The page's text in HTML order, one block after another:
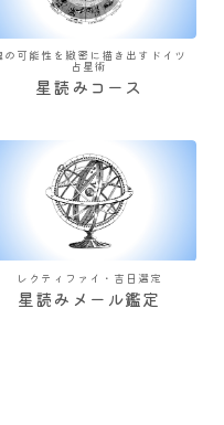
の可能性を緻密に描き出すドイツ
占星術
星読みコース
レクティファイ・吉日選定
星読みメール鑑定